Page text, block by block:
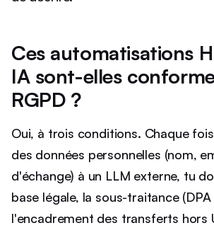
Ces automatisations
IA sont-elles
RGPD ?
Oui, à trois conditions. Chaque
des données personnelles (nom,
d'échange) à un LLM externe, tu
base légale, la sous-traitance
l'encadrement des transferts hors